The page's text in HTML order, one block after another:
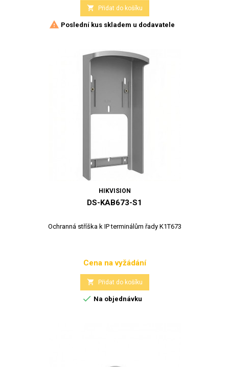
 Přidat do košíku
 Poslední kus skladem u dodavatele
HIKVISION
DS-KAB673-S1
Ochranná stříška k IP terminálům řady K1T673
Cena
Cena na vyžádání
 Přidat do košíku
 Na objednávku